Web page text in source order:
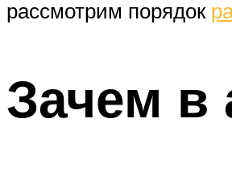
рассмотрим порядок
Зачем в